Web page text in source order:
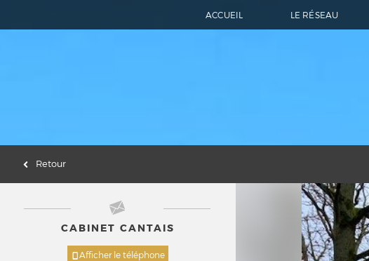
ACCUEIL LE RÉSEAU
Retour
CABINET CANTAIS
Afficher le téléphone